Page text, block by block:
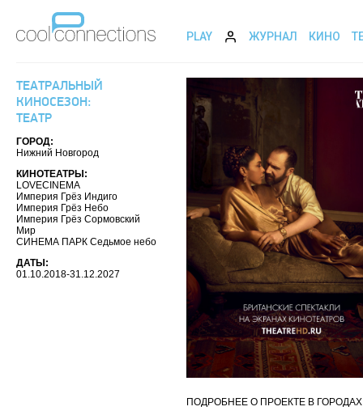
PLAY ЖУРНАЛ КИНО
ТЕАТРАЛЬНЫЙ
КИНОСЕЗОН:
ТЕАТР
ГОРОД:
Нижний Новгород
КИНОТЕАТРЫ:
LOVECINEMA
Империя Грёз Индиго
Империя Грёз Небо
Империя Грёз Сормовский
Мир
СИНЕМА ПАРК Седьмое небо
ДАТЫ:
01.10.2018-31.12.2027
ПОДРОБНЕЕ О ПРОЕКТЕ В